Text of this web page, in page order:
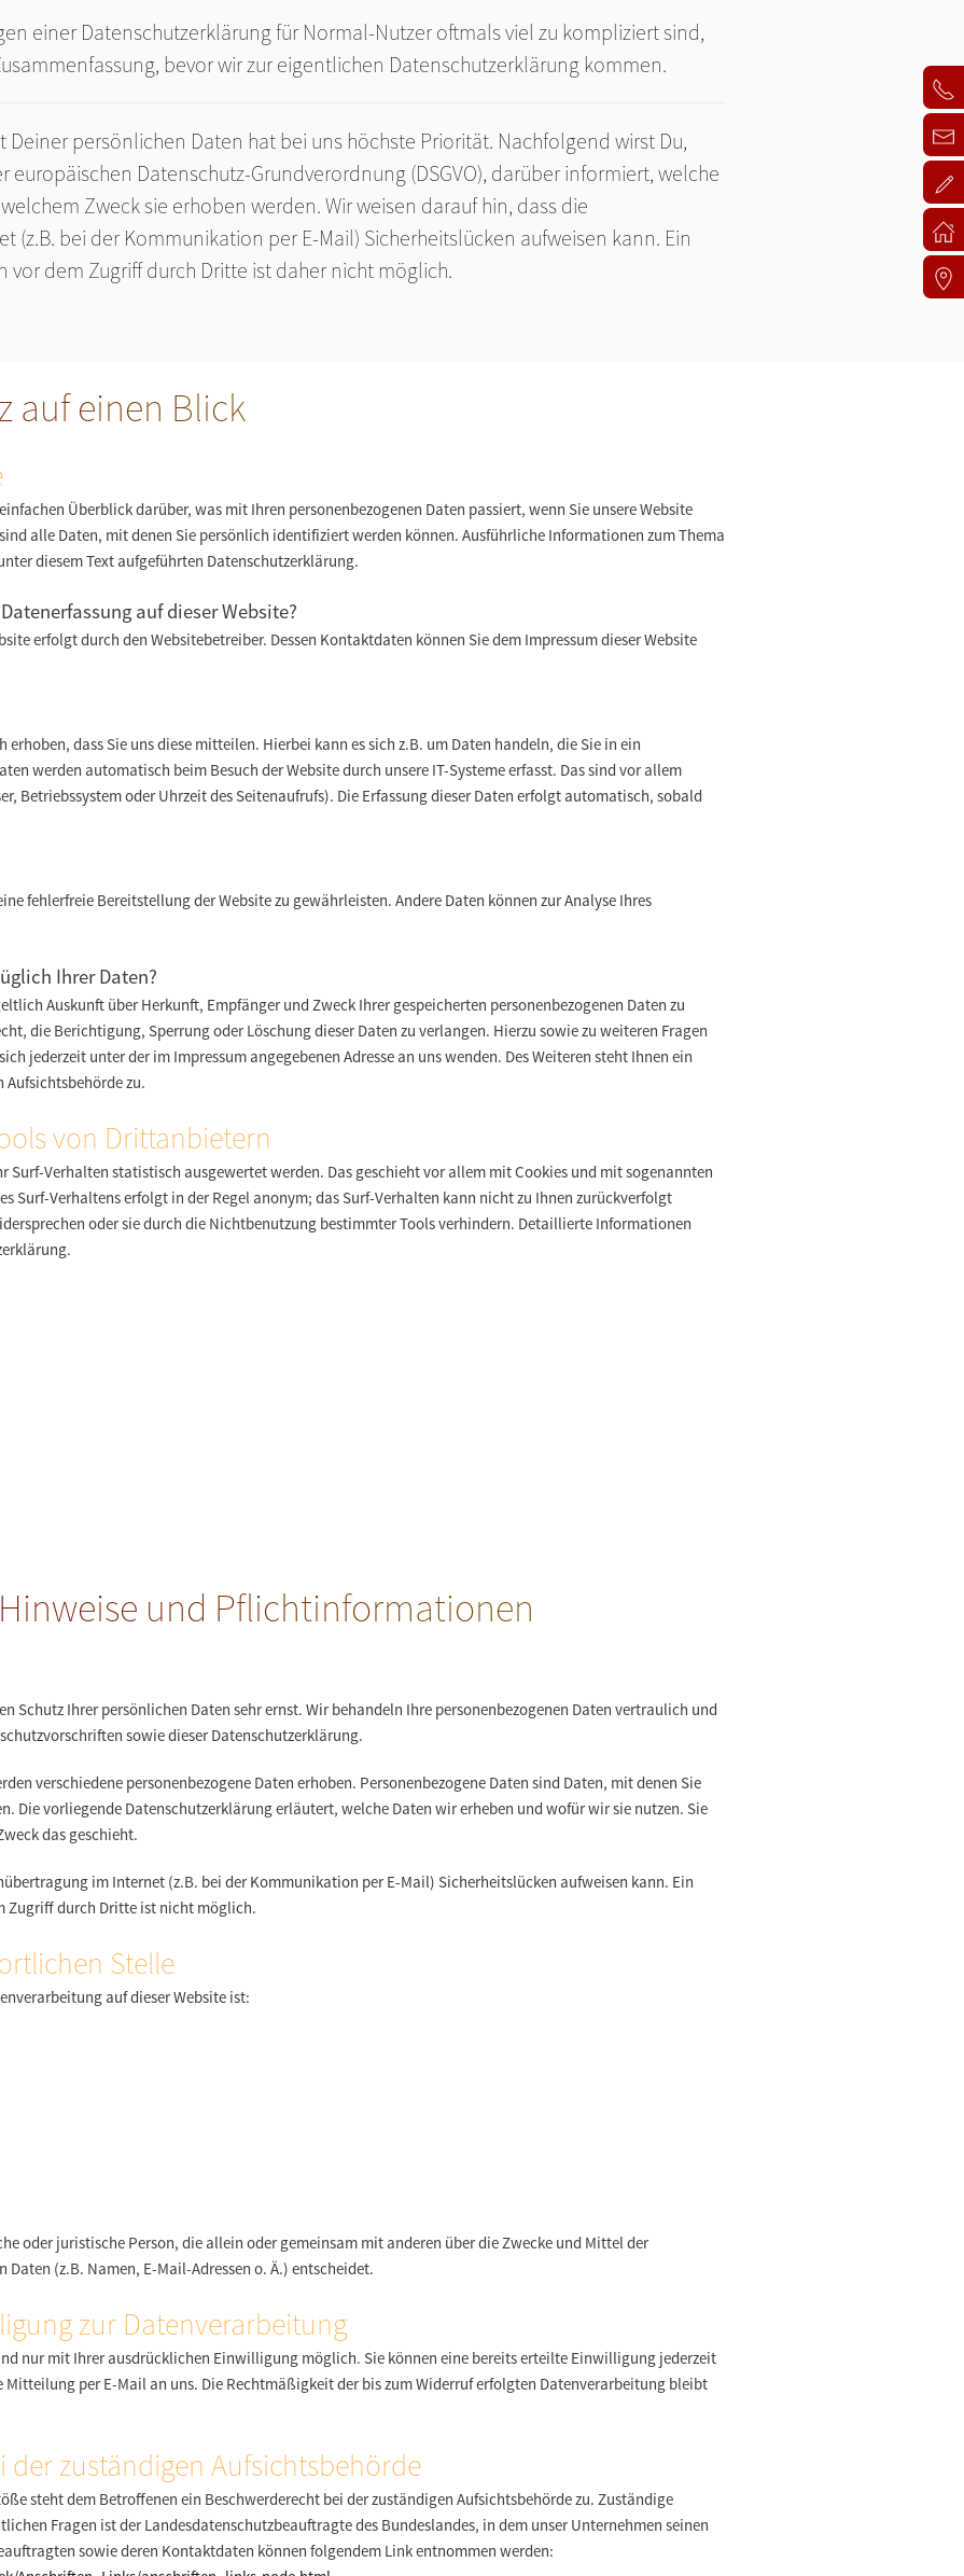
einer Datenschutzerklärung für Normal-Nutzer oftmals viel zu kompliziert sind,
bevor wir zur eigentlichen Datenschutzerklärung kommen.
Deiner persönlichen Daten hat bei uns höchste Priorität. Nachfolgend wirst Du,
europäischen Datenschutz-Grundverordnung (DSGVO), darüber informiert, welche
Zweck sie erhoben werden. Wir weisen darauf hin, dass die
(z.B. bei der Kommunikation per E-Mail) Sicherheitslücken aufweisen kann. Ein
vor dem Zugriff durch Dritte ist daher nicht möglich.
auf einen Blick
Überblick darüber, was mit Ihren personenbezogenen Daten passiert, wenn Sie unsere Website
alle Daten, mit denen Sie persönlich identifiziert werden können. Ausführliche Informationen zum Thema
diesem Text aufgeführten Datenschutzerklärung.
auf dieser Website?
erfolgt durch den Websitebetreiber. Dessen Kontaktdaten können Sie dem Impressum dieser Website
erhoben, dass Sie uns diese mitteilen. Hierbei kann es sich z.B. um Daten handeln, die Sie in ein
werden automatisch beim Besuch der Website durch unsere IT-Systeme erfasst. Das sind vor allem
Betriebssystem oder Uhrzeit des Seitenaufrufs). Die Erfassung dieser Daten erfolgt automatisch, sobald
fehlerfreie Bereitstellung der Website zu gewährleisten. Andere Daten können zur Analyse Ihres
Ihrer Daten?
Auskunft über Herkunft, Empfänger und Zweck Ihrer gespeicherten personenbezogenen Daten zu
die Berichtigung, Sperrung oder Löschung dieser Daten zu verlangen. Hierzu sowie zu weiteren Fragen
jederzeit unter der im Impressum angegebenen Adresse an uns wenden. Des Weiteren steht Ihnen ein
Aufsichtsbehörde zu.
von Drittanbietern
Surf-Verhalten statistisch ausgewertet werden. Das geschieht vor allem mit Cookies und mit sogenannten
Surf-Verhaltens erfolgt in der Regel anonym; das Surf-Verhalten kann nicht zu Ihnen zurückverfolgt
oder sie durch die Nichtbenutzung bestimmter Tools verhindern. Detaillierte Informationen
und Pflichtinformationen
Schutz Ihrer persönlichen Daten sehr ernst. Wir behandeln Ihre personenbezogenen Daten vertraulich und
sowie dieser Datenschutzerklärung.
verschiedene personenbezogene Daten erhoben. Personenbezogene Daten sind Daten, mit denen Sie
Die vorliegende Datenschutzerklärung erläutert, welche Daten wir erheben und wofür wir sie nutzen. Sie
das geschieht.
im Internet (z.B. bei der Kommunikation per E-Mail) Sicherheitslücken aufweisen kann. Ein
Zugriff durch Dritte ist nicht möglich.
Stelle
auf dieser Website ist:
oder juristische Person, die allein oder gemeinsam mit anderen über die Zwecke und Mittel der
(z.B. Namen, E-Mail-Adressen o. Ä.) entscheidet.
zur Datenverarbeitung
nur mit Ihrer ausdrücklichen Einwilligung möglich. Sie können eine bereits erteilte Einwilligung jederzeit
per E-Mail an uns. Die Rechtmäßigkeit der bis zum Widerruf erfolgten Datenverarbeitung bleibt
der zuständigen Aufsichtsbehörde
steht dem Betroffenen ein Beschwerderecht bei der zuständigen Aufsichtsbehörde zu. Zuständige
Fragen ist der Landesdatenschutzbeauftragte des Bundeslandes, in dem unser Unternehmen seinen
sowie deren Kontaktdaten können folgendem Link entnommen werden: